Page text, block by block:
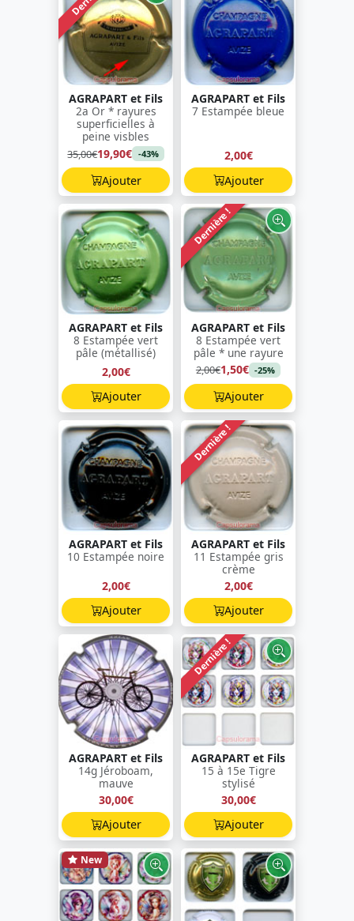
AGRAPART et Fils
2a Or * rayures
superficielles à
peine visbles
35,00€19,90€ -43%
Ajouter
AGRAPART et Fils
7 Estampée bleue
2,00€
Ajouter
AGRAPART et Fils
8 Estampée vert
pâle (métallisé)
2,00€
Ajouter
Dernière !
AGRAPART et Fils
8 Estampée vert
pâle * une rayure
2,00€1,50€ -25%
Ajouter
AGRAPART et Fils
10 Estampée noire
2,00€
Ajouter
Dernière !
AGRAPART et Fils
11 Estampée gris
crème
2,00€
Ajouter
AGRAPART et Fils
14g Jéroboam,
mauve
30,00€
Ajouter
Dernière !
AGRAPART et Fils
15 à 15e Tigre
stylisé
30,00€
Ajouter
New